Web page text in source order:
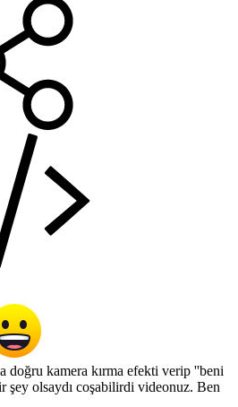
doğru kamera kırma efekti verip ''beni
olsaydı coşabilirdi videonuz. Ben